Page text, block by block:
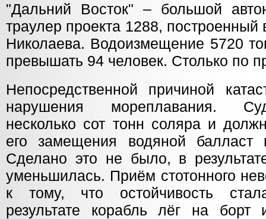
"Дальний Восток" – большой
траулер проекта 1288,
Николаева. Водоизмещение 5720
превышать 94 человек. Столько по
Непосредственной причиной
нарушения мореплавания.
несколько сот тонн соляра и
его замещения водяной балласт
Сделано это не было, в
уменьшилась. Приём стотонного
к тому, что остойчивость
результате корабль лёг на борт